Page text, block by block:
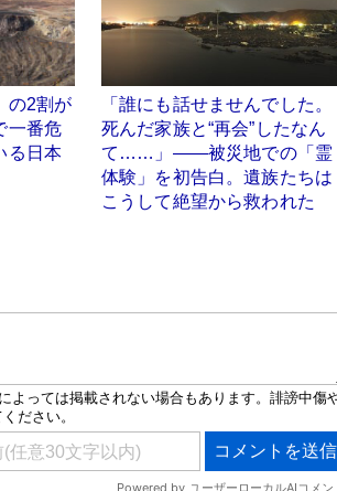
の2割が
一番危
る日本
「誰にも話せませんでした。
死んだ家族と“再会”したなん
て……」――被災地での「霊
体験」を初告白。遺族たちは
こうして絶望から救われた